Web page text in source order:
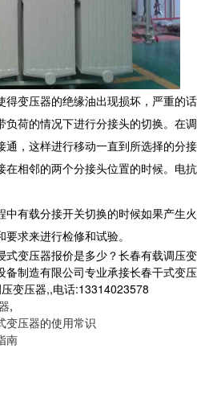
得变压器的绝缘油出现损坏，严重的话
荷的情况下进行分接头的切换。在调
，这样进行移动一直到所选择的分接
相邻的两个分接头位置的时候。电抗
中有载分接开关切换的时候如果产生火
求来进行检修和试验。
变压器报价是多少？长春有载调压变
备制造有限公司专业承接长春干式变压
变压器,,电话:13314023578
,
变压器的使用常识
南